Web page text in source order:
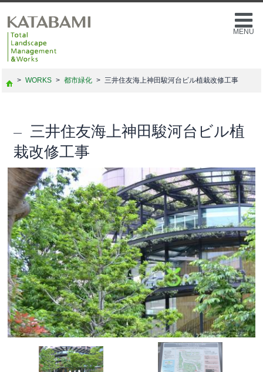
MENU
> WORKS > 都市緑化 > 三井住友海上神田駿河台ビル植栽改修工事
三井住友海上神田駿河台ビル植
栽改修工事